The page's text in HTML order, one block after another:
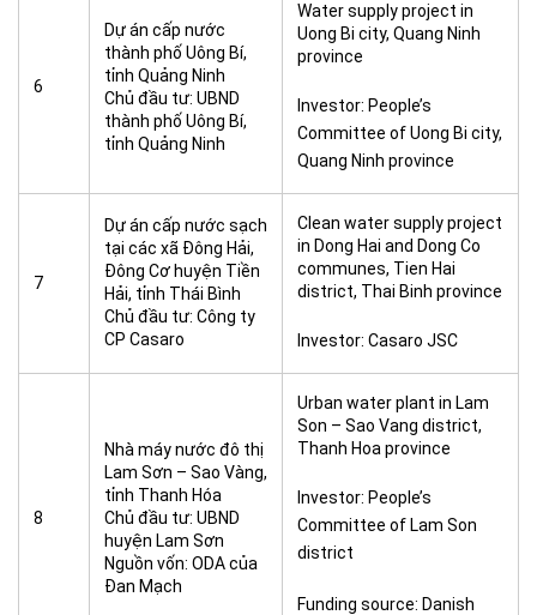
6
Dự án cấp nước
thành phố Uông Bí,
tỉnh Quảng Ninh
Chủ đầu tư: UBND
thành phố Uông Bí,
tỉnh Quảng Ninh
Water supply project in
Uong Bi city, Quang Ninh
province
Investor: People’s
Committee of Uong Bi city,
Quang Ninh province
7
Dự án cấp nước sạch
tại các xã Đông Hải,
Đông Cơ huyện Tiền
Hải, tỉnh Thái Bình
Chủ đầu tư: Công ty
CP Casaro
Clean water supply project
in Dong Hai and Dong Co
communes, Tien Hai
district, Thai Binh province
Investor: Casaro JSC
8
Nhà máy nước đô thị
Lam Sơn – Sao Vàng,
tỉnh Thanh Hóa
Chủ đầu tư: UBND
huyện Lam Sơn
Nguồn vốn: ODA của
Đan Mạch
Urban water plant in Lam
Son – Sao Vang district,
Thanh Hoa province
Investor: People’s
Committee of Lam Son
district
Funding source: Danish